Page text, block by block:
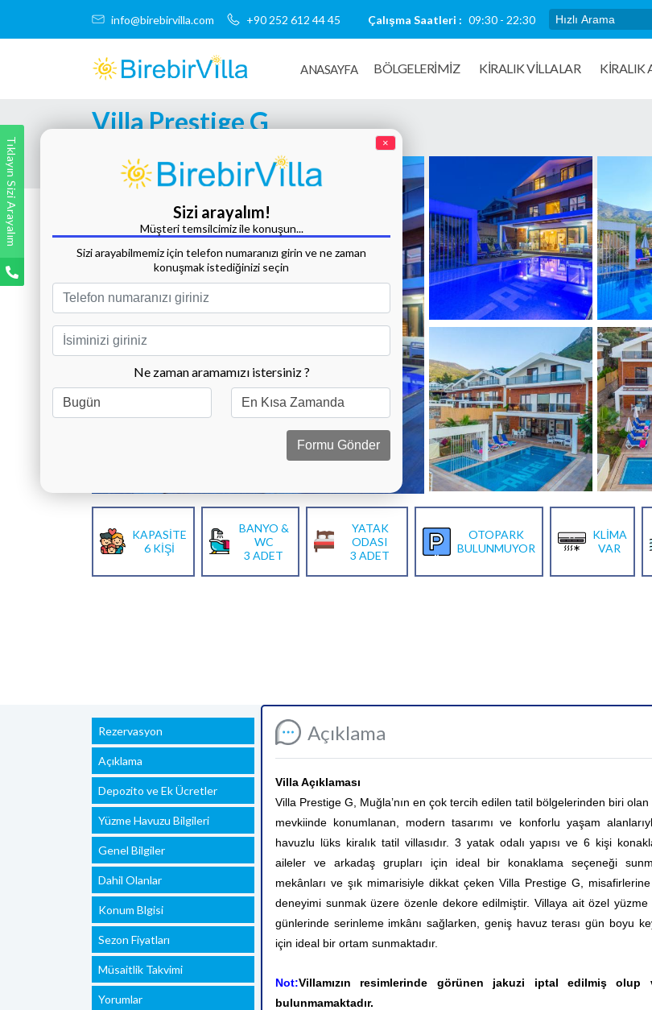
info@birebirvilla.com +90 252 612 44 45 Çalışma Saatleri : 09:30 - 22:30
ANASAYFA BÖLGELERİMİZ KIRALIK VILLALAR KİRALIK
Villa Prestige G
Tüm Fotoğrafları Göster
KAPASİTE
6 KİŞİ
BANYO &
WC
3 ADET
YATAK
ODASI
3 ADET
OTOPARK
BULUNMUYOR
KLİMA
VAR
Rezervasyon
Açıklama
Depozito ve Ek Ücretler
Yüzme Havuzu Bilgileri
Genel Bilgiler
Dahil Olanlar
Konum Blgisi
Sezon Fiyatları
Müsaitlik Takvimi
Yorumlar
Açıklama
Villa Açıklaması
Villa Prestige G, Muğla’nın en çok tercih edilen tatil bölgelerinden biri olan
mevkiinde konumlanan, modern tasarımı ve konforlu yaşam
havuzlu lüks kiralık tatil villasıdır. 3 yatak odalı yapısı ve 6 kişi
aileler ve arkadaş grupları için ideal bir konaklama seçeneği
mekânları ve şık mimarisiyle dikkat çeken Villa Prestige G,
deneyimi sunmak üzere özenle dekore edilmiştir. Villaya ait özel yüzme
günlerinde serinleme imkânı sağlarken, geniş havuz terası gün boyu
için ideal bir ortam sunmaktadır.
Not:Villamızın resimlerinde görünen jakuzi iptal edilmiş olup
bulunmamaktadır.
Tıklayın Sizi Arayalım ×
Sizi arayalım!
Müşteri temsilcimiz ile konuşun...
Sizi arayabilmemiz için telefon numaranızı girin ve ne zaman
konuşmak istediğinizi seçin
Ne zaman aramamızı istersiniz ?
Formu Gönder